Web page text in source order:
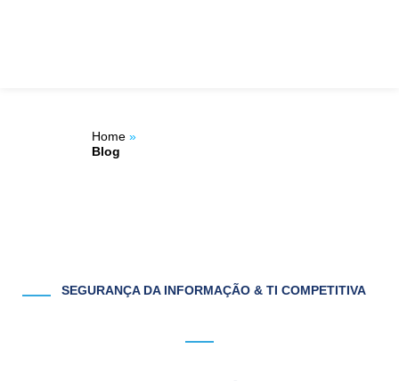
Home »
Blog
SEGURANÇA DA INFORMAÇÃO & TI COMPETITIVA